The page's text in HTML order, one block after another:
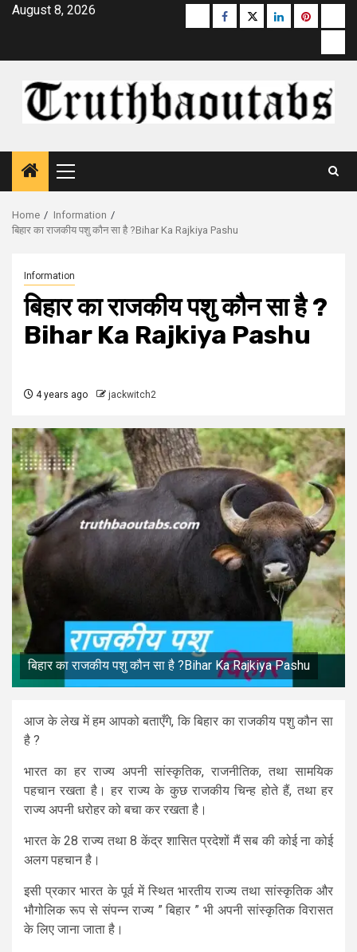
SkipAugust 8, 2026 Buzzfeed
Facebook
Twitterlinkedinpinterest
Primary
Menu
Home
Information
बिहार का राजकीय पशु कौन सा है ?Bihar Ka Rajkiya Pashu
Information
बिहार का राजकीय पशु कौन सा है ?
Bihar Ka Rajkiya Pashu
4 years ago jackwitch2
बिहार का राजकीय पशु कौन सा है ?Bihar Ka Rajkiya Pashu
आज के लेख में हम आपको बताएँगे, कि बिहार का राजकीय पशु कौन सा
है ?
भारत का हर राज्य अपनी सांस्कृतिक, राजनीतिक, तथा सामयिक
पहचान रखता है। हर राज्य के कुछ राजकीय चिन्ह होते हैं, तथा हर
राज्य अपनी धरोहर को बचा कर रखता है।
भारत के 28 राज्य तथा 8 केंद्र शासित प्रदेशों मैं सब की कोई ना कोई
अलग पहचान है।
इसी प्रकार भारत के पूर्व में स्थित भारतीय राज्य तथा सांस्कृतिक और
भौगोलिक रूप से संपन्न राज्य ” बिहार ” भी अपनी सांस्कृतिक विरासत
के लिए जाना जाता है।